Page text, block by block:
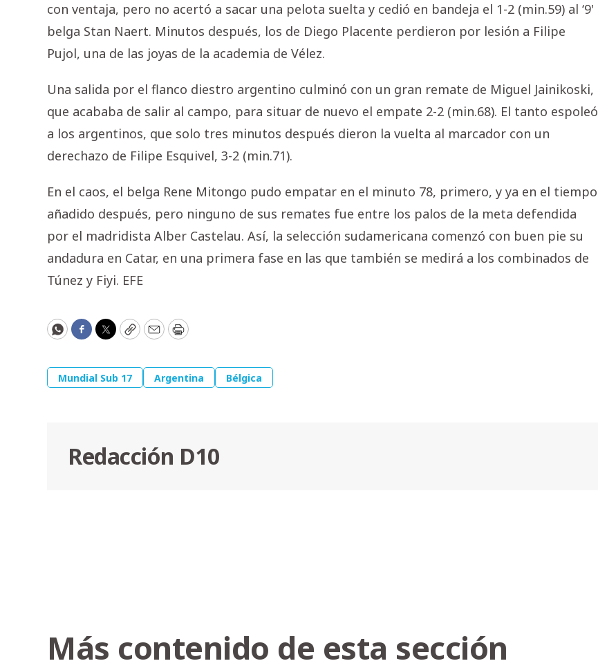
con ventaja, pero no acertó a sacar una pelota suelta y cedió en bandeja el 1-2 (min.59) al ‘9'
belga Stan Naert. Minutos después, los de Diego Placente perdieron por lesión a Filipe
Pujol, una de las joyas de la academia de Vélez.
Una salida por el flanco diestro argentino culminó con un gran remate de Miguel Jainikoski,
que acababa de salir al campo, para situar de nuevo el empate 2-2 (min.68). El tanto espoleó
a los argentinos, que solo tres minutos después dieron la vuelta al marcador con un
derechazo de Filipe Esquivel, 3-2 (min.71).
En el caos, el belga Rene Mitongo pudo empatar en el minuto 78, primero, y ya en el tiempo
añadido después, pero ninguno de sus remates fue entre los palos de la meta defendida
por el madridista Alber Castelau. Así, la selección sudamericana comenzó con buen pie su
andadura en Catar, en una primera fase en las que también se medirá a los combinados de
Túnez y Fiyi. EFE
WhatsApp
Facebook
Twitter
CopyEmailPrint
Mundial Sub 17 Argentina Bélgica
Redacción D10
Más contenido de esta sección